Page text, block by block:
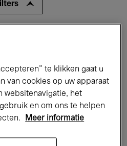
Lezingen & Debatten
Muziek Global Music
te klikken gaat u
van cookies op uw apparaat
websitenavigatie, het
en om ons te helpen
Meer informatie